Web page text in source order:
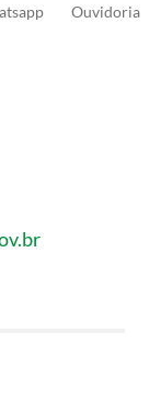
Ouvidoria